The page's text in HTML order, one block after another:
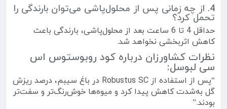
4. از چه زمانی پس از محلول‌پاشی می‌توان بارندگی را
تحمل کرد؟
حداقل 4 تا 6 ساعت بعد از محلول‌پاشی، بارندگی باعث
کاهش اثربخشی نخواهد شد.
نظرات کشاورزان درباره کود روبوستوس اس
سی لبوسل:
“پس از استفاده از Robustus SC در باغ سیبم، درصد ریزش
گل به‌شدت کاهش پیدا کرد و میوه‌ها خوش‌رنگ‌تر و سفت‌تر
بودند.”